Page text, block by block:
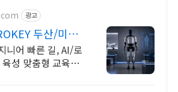
광고
두산/미국
니어 빠른 길, AI/로
성 맞춤형 교육!